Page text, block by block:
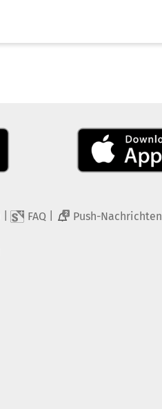
FAQ 2 Push-Nachrichten